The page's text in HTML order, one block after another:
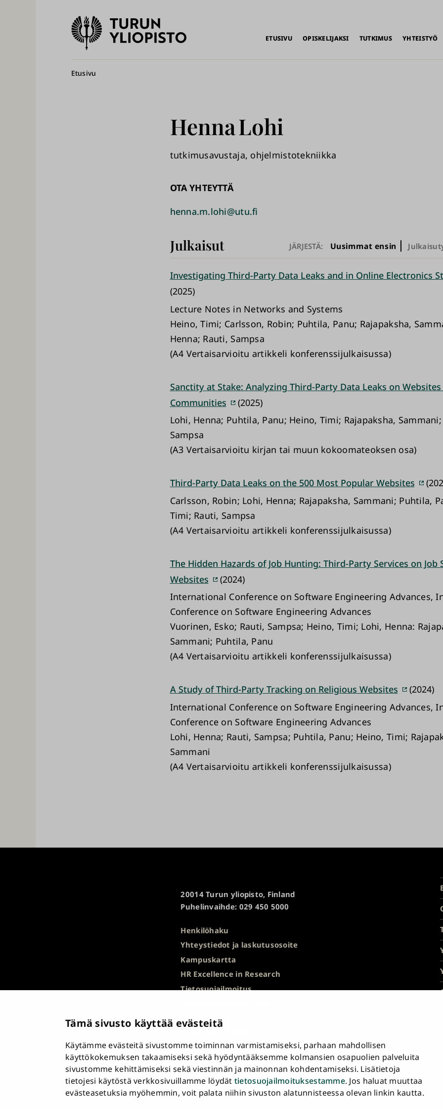
Tämä sivusto käyttää evästeitä
Käytämme evästeitä sivustomme toiminnan varmistamiseksi, parhaan mahdollisen
käyttökokemuksen takaamiseksi sekä hyödyntääksemme kolmansien osapuolien palveluita
sivustomme kehittämiseksi sekä viestinnän ja mainonnan kohdentamiseksi. Lisätietoja
tietojesi käytöstä verkkosivuillamme löydät tietosuojailmoituksestamme. Jos haluat muuttaa
evästeasetuksia myöhemmin, voit palata niihin sivuston alatunnisteessa olevan linkin kautta.
Turun
yliopisto
ETUSIVU OPISKELIJAKSI TUTKIMUS YHTEISTYÖ
Murupolku
Etusivu
HennaLohi
tutkimusavustaja, ohjelmistotekniikka
OTA YHTEYTTÄ
henna.m.lohi@utu.fi
Julkaisut JÄRJESTÄ: Uusimmat ensin
Investigating Third-Party Data Leaks and in Online Electronics
(2025)
Lecture Notes in Networks and Systems
Heino, Timi; Carlsson, Robin; Puhtila, Panu; Rajapaksha,
Henna; Rauti, Sampsa
(A4 Vertaisarvioitu artikkeli konferenssijulkaisussa)
Sanctity at Stake: Analyzing Third-Party Data Leaks on
Communities
(2025)
Lohi, Henna; Puhtila, Panu; Heino, Timi; Rajapaksha,
Sampsa
(A3 Vertaisarvioitu kirjan tai muun kokoomateoksen osa)
Third-Party Data Leaks on the 500 Most Popular Websites
Carlsson, Robin; Lohi, Henna; Rajapaksha, Sammani; Puhtila,
Timi; Rauti, Sampsa
(A4 Vertaisarvioitu artikkeli konferenssijulkaisussa)
The Hidden Hazards of Job Hunting: Third-Party Services on Job
Websites
(2024)
International Conference on Software Engineering Advances,
Conference on Software Engineering Advances
Vuorinen, Esko; Rauti, Sampsa; Heino, Timi; Lohi, Henna:
Sammani; Puhtila, Panu
(A4 Vertaisarvioitu artikkeli konferenssijulkaisussa)
A Study of Third-Party Tracking on Religious Websites
(2024)
International Conference on Software Engineering Advances,
Conference on Software Engineering Advances
Lohi, Henna; Rauti, Sampsa; Puhtila, Panu; Heino, Timi;
Sammani
(A4 Vertaisarvioitu artikkeli konferenssijulkaisussa)
20014 Turun yliopisto, Finland
Puhelinvaihde: 029 450 5000
Henkilöhaku
Yhteystiedot ja laskutusosoite
Kampuskartta
HR Excellence in Research
Tietosuojailmoitus
Väärinkäytösepäilyt
Saavutettavuusseloste
Palaute
Intranet ja sähköiset työkalut
Evästeasetukset